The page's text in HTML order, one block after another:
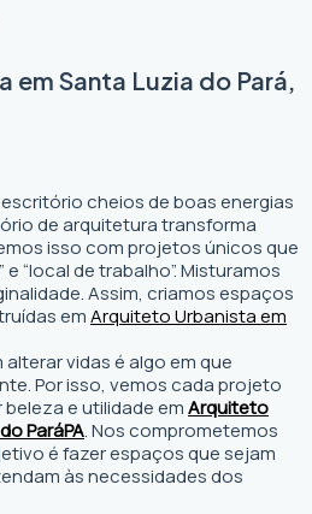
Santa Luzia do Pará,
cheios de boas energias
de arquitetura transforma
isso com projetos únicos que
“local de trabalho”. Misturamos
Assim, criamos espaços
emArquiteto Urbanista em
vidas é algo em que
Por isso, vemos cada projeto
e utilidade emArquiteto
ParáPA. Nos comprometemos
é fazer espaços que sejam
às necessidades dos